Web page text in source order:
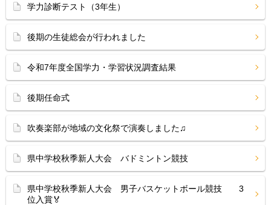
学力診断テスト（3年生）
後期の生徒総会が行われました
令和7年度全国学力・学習状況調査結果
後期任命式
吹奏楽部が地域の文化祭で演奏しました♫
県中学校秋季新人大会 バドミントン競技
県中学校秋季新人大会 男子バスケットボール競技 3
位入賞🏅